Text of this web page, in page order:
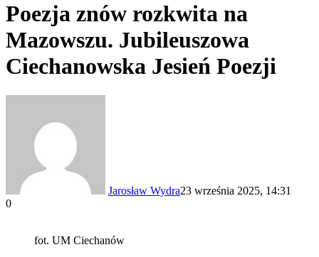
Poezja znów rozkwita na
Mazowszu. Jubileuszowa
Ciechanowska Jesień Poezji
Jarosław Wydra23 września 2025, 14:31
0
fot. UM Ciechanów